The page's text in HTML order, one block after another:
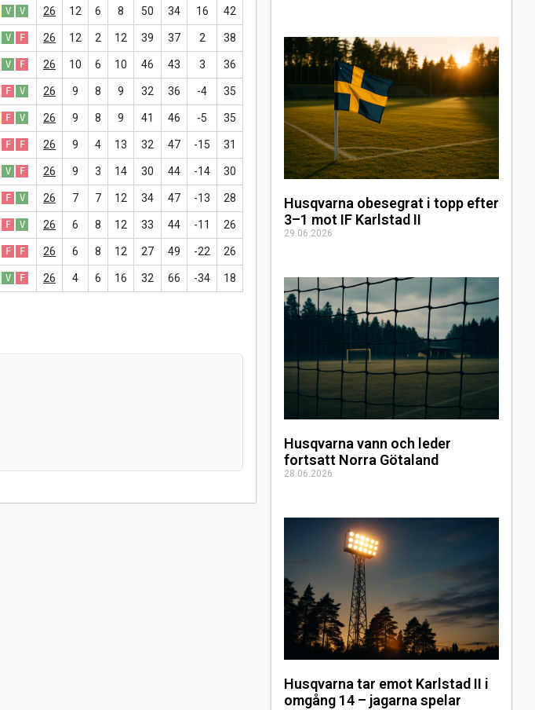
Husqvarna obesegrat i topp efter
3–1 mot IF Karlstad II
29.06.2026
Husqvarna vann och leder
fortsatt Norra Götaland
28.06.2026
Husqvarna tar emot Karlstad II i
omgång 14 – jagarna spelar
V V 26 12 6 8 50 34 16 42
V F 26 12 2 12 39 37 2 38
V F 26 10 6 10 46 43 3 36
F V 26 9 8 9 32 36 -4 35
F V 26 9 8 9 41 46 -5 35
F F 26 9 4 13 32 47 -15 31
V F 26 9 3 14 30 44 -14 30
F V 26 7 7 12 34 47 -13 28
F V 26 6 8 12 33 44 -11 26
F F 26 6 8 12 27 49 -22 26
V F 26 4 6 16 32 66 -34 18